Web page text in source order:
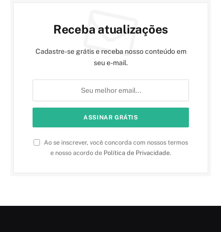
Receba atualizações
Cadastre-se grátis e receba nosso conteúdo em
seu e-mail.
Ao se inscrever, você concorda com nossos termos
e nosso acordo de Política de Privacidade.